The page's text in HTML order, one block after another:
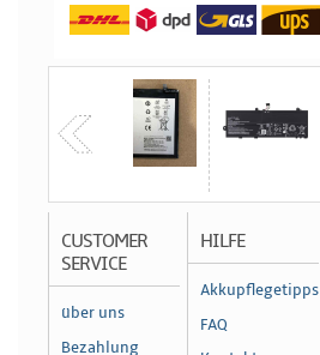
CUSTOMER
SERVICE
über uns
Bezahlung
HILFE
Akkupflegetipps
FAQ